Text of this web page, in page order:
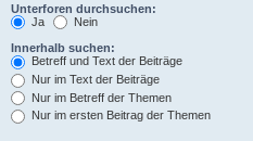
Unterforen durchsuchen:
Ja
Nein
Innerhalb suchen:
Betreff und Text der Beiträge
Nur im Text der Beiträge
Nur im Betreff der Themen
Nur im ersten Beitrag der Themen